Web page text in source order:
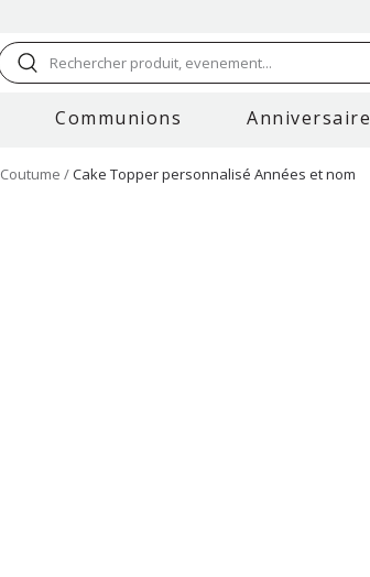
Rechercher produit, evenement...
Communions Anniversaire
Coutume Cake Topper personnalisé Années et nom